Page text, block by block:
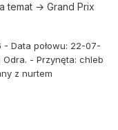
temat → Grand Prix
- Data połowu: 22-07-
Odra. - Przynęta: chleb
z nurtem